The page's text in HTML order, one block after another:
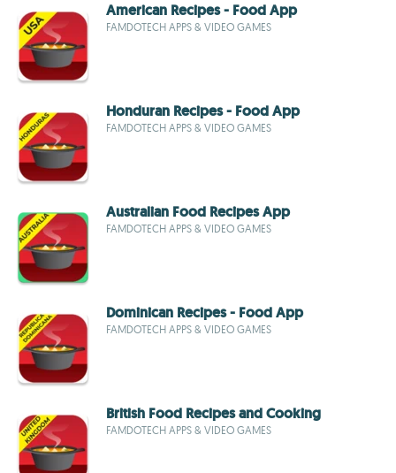
American Recipes - Food App
FAMDOTECH APPS & VIDEO GAMES
Honduran Recipes - Food App
FAMDOTECH APPS & VIDEO GAMES
Australian Food Recipes App
FAMDOTECH APPS & VIDEO GAMES
Dominican Recipes - Food App
FAMDOTECH APPS & VIDEO GAMES
British Food Recipes and Cooking
FAMDOTECH APPS & VIDEO GAMES